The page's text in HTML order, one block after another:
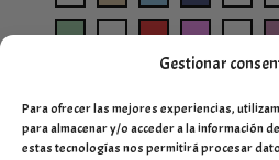
Gestionar
Para ofrecer las mejores experiencias,
para almacenar y/o acceder a la información
estas tecnologías nos permitirá procesar